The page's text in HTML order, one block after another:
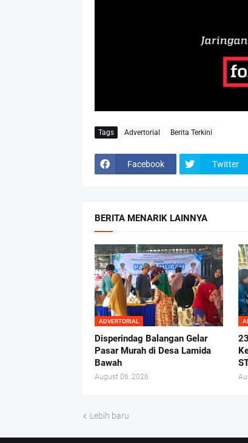
Tags Advertorial Berita Terkini
Facebook Twitter
BERITA MENARIK LAINNYA
ADVERTORIAL
Disperindag Balangan Gelar
Pasar Murah di Desa Lamida
Bawah
August 06, 2026
Lebih baru